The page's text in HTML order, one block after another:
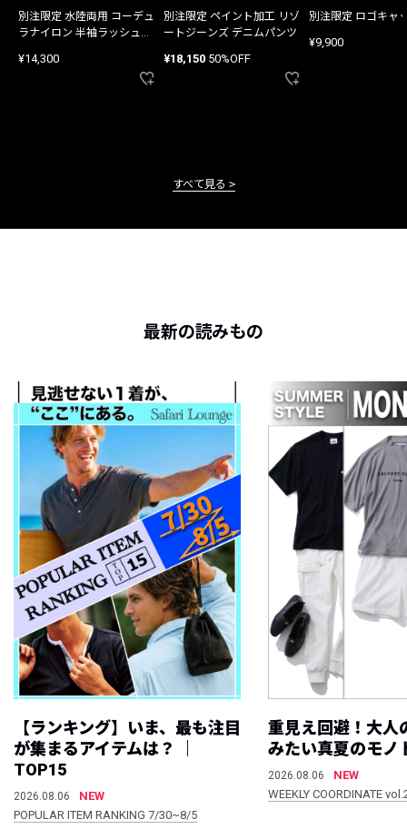
別注限定 水陸両用 コーデュ
ラナイロン 半袖ラッシュガ
¥14,300
別注限定 ペイント加工 リゾ
ートジーンズ デニムパンツ
¥18,150 50%OFF
別注限定 ロゴキャ
¥9,900
すべて見る
最新の読みもの
【ランキング】いま、最も注目
が集まるアイテムは？ ｜
TOP15
2026.08.06
NEW
POPULAR ITEM RANKING 7/30~8/5
重見え回避！大人
みたい真夏のモノ
2026.08.06
NEW
WEEKLY COORDINATE